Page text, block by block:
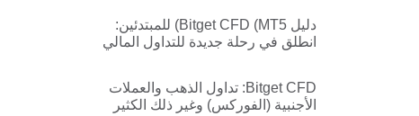
دليل Bitget CFD (MT5) للمبتدئين:
انطلق في رحلة جديدة للتداول المالي
Bitget CFD: تداول الذهب والعملات
الأجنبية (الفوركس) وغير ذلك الكثير